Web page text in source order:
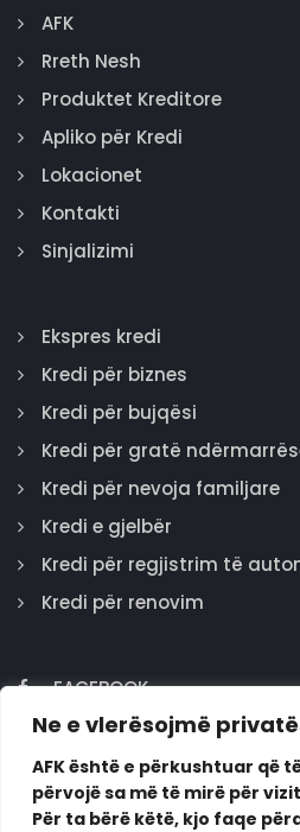
Ne e vlerësojmë
AFK është e përkushtuar që
përvojë sa më të mirë për
Për ta bërë këtë, kjo faqe
AFK
Rreth Nesh
Produktet Kreditore
Apliko për Kredi
Lokacionet
Kontakti
Sinjalizimi
Ekspres kredi
Kredi për biznes
Kredi për bujqësi
Kredi për gratë
Kredi për nevoja familjare
Kredi e gjelbër
Kredi për regjistrim të
Kredi për renovim
FACEBOOK
GOOGLE
INSTAGRAM
LINKEDIN